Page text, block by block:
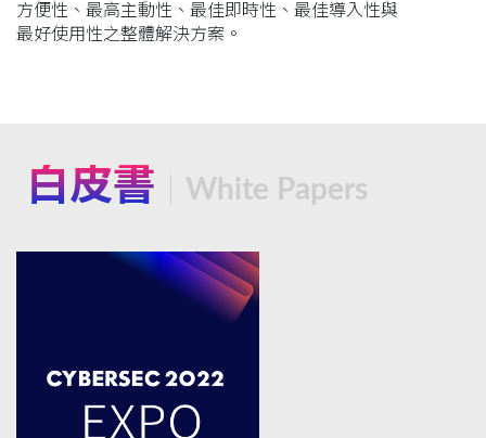
方便性、最高主動性、最佳即時性、最佳導入性與
最好使用性之整體解決方案。
白皮書 White Papers